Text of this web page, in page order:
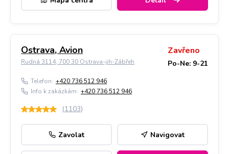
Ostrava, Avion
Rudná 3114, 700 30 Ostrava-jih-Zábřeh
Zavřeno
Po-Ne: 9-21
Telefon: +420 736 512 946
Info k zakázkám: +420 736 512 946
(1103)
Zavolat Navigovat